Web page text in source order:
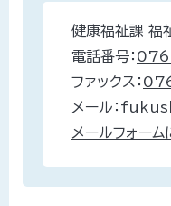
健康福祉課 福
電話番号：
ファックス：
メール：
メールフォー